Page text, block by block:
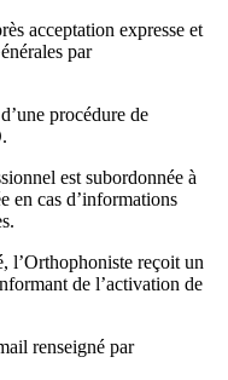
acceptation expresse et
par
procédure de
est subordonnée à
en cas d’informations
l’Orthophoniste reçoit un
de l’activation de
renseigné par